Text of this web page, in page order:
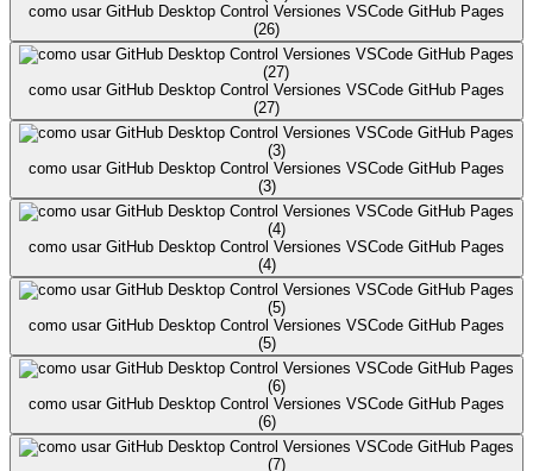
como usar GitHub Desktop Control Versiones VSCode GitHub Pages
(26)
como usar GitHub Desktop Control Versiones VSCode GitHub Pages
(27)
como usar GitHub Desktop Control Versiones VSCode GitHub Pages
(3)
como usar GitHub Desktop Control Versiones VSCode GitHub Pages
(4)
como usar GitHub Desktop Control Versiones VSCode GitHub Pages
(5)
como usar GitHub Desktop Control Versiones VSCode GitHub Pages
(6)